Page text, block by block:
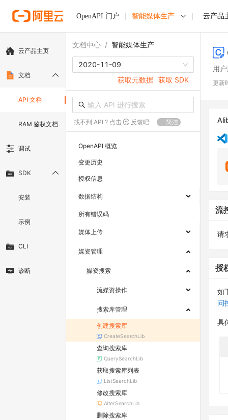
OpenAPI 门户 智能媒体生产 云产品
云产品主页
文档
API 文档
RAM 鉴权文档
调试
SDK
安装
示例
CLI
诊断
文档中心 / 智能媒体生产
2020-11-09
获取元数据 获取 SDK
找不到 API ? 点击 反馈吧 简洁
OpenAPI 概览
变更历史
授权信息
数据结构
所有错误码
媒体上传
媒资管理
媒资搜索
流媒资操作
搜索库管理
创建搜索库
CreateSearchLib
查询搜索库
QuerySearchLib
获取搜索库列表
ListSearchLib
修改搜索库
AlterSearchLib
删除搜索库
用
更新
流
请
授
如
问
具